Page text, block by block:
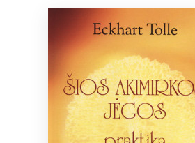
Bibliotekoms